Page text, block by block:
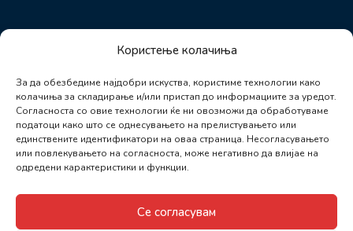
Користење колачиња
За да обезбедиме најдобри искуства, користиме технологии како
колачиња за складирање и/или пристап до информациите за уредот.
Согласноста со овие технологии ќе ни овозможи да обработуваме
податоци како што се однесувањето на прелистувањето или
единствените идентификатори на оваа страница. Несогласувањето
или повлекувањето на согласноста, може негативно да влијае на
одредени карактеристики и функции.
Се согласувам